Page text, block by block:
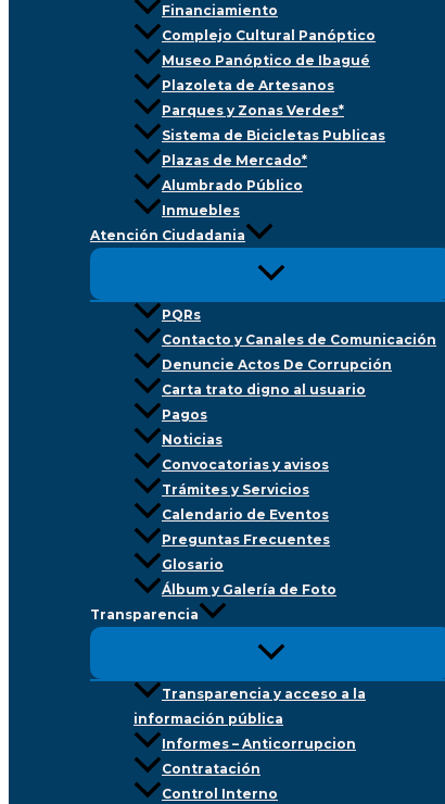
Financiamiento
Complejo Cultural Panóptico
Museo Panóptico de Ibagué
Plazoleta de Artesanos
Parques y Zonas Verdes*
Sistema de Bicicletas Publicas
Plazas de Mercado*
Alumbrado Público
Inmuebles
Atención Ciudadania
PQRs
Contacto y Canales de Comunicación
Denuncie Actos De Corrupción
Carta trato digno al usuario
Pagos
Noticias
Convocatorias y avisos
Trámites y Servicios
Calendario de Eventos
Preguntas Frecuentes
Glosario
Álbum y Galería de Foto
Transparencia
Transparencia y acceso a la
información pública
Informes – Anticorrupcion
Contratación
Control Interno